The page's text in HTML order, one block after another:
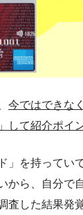
今ではできな
して紹介ポイ
」を持ってい
から、自分で
査した結果発